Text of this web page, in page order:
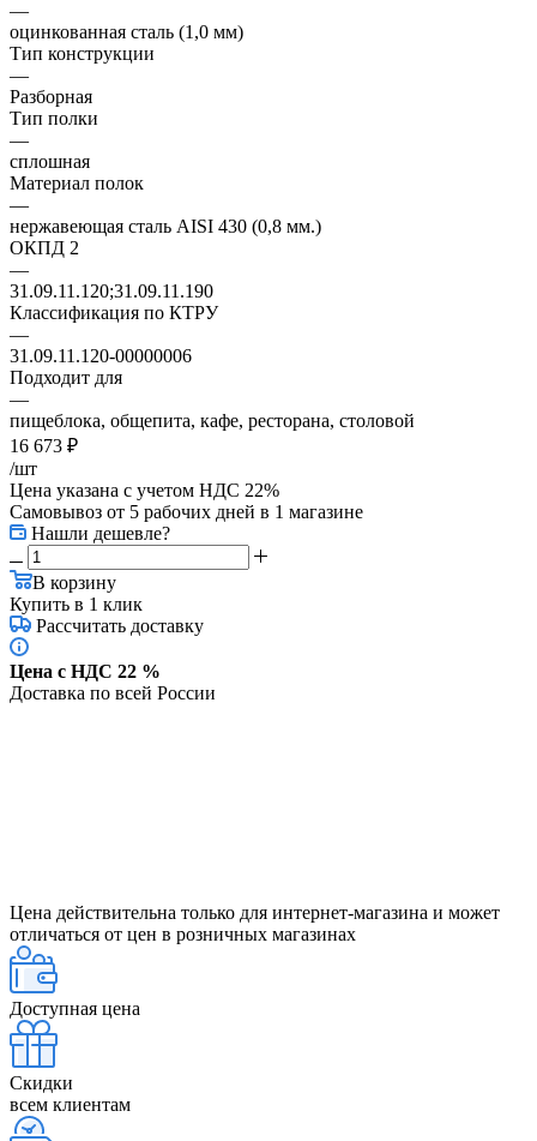
—
оцинкованная сталь (1,0 мм)
Тип конструкции
—
Разборная
Тип полки
—
сплошная
Материал полок
—
нержавеющая сталь AISI 430 (0,8 мм.)
ОКПД 2
—
31.09.11.120;31.09.11.190
Классификация по КТРУ
—
31.09.11.120-00000006
Подходит для
—
пищеблока, общепита, кафе, ресторана, столовой
16 673 ₽
/шт
Цена указана с учетом НДС 22%
Самовывоз от 5 рабочих дней в 1 магазине
Нашли дешевле?
В корзину
Купить в 1 клик
Рассчитать доставку
Цена с НДС 22 %
Доставка по всей России
Цена действительна только для интернет-магазина и может
отличаться от цен в розничных магазинах
Доступная цена
Скидки
всем клиентам